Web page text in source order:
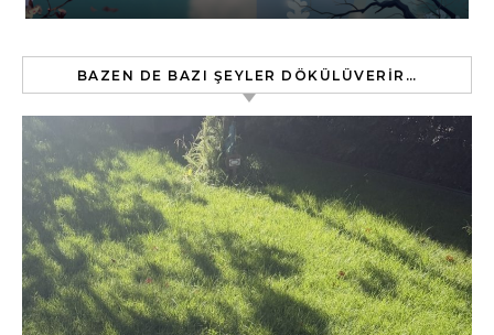
BAZEN DE BAZI ŞEYLER DÖKÜLÜVERIR…